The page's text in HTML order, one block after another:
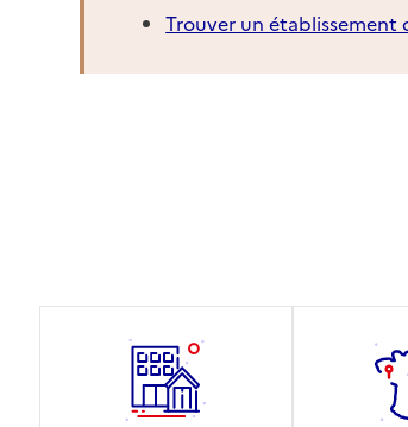
Trouver un établissement